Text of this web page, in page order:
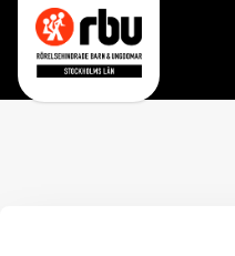
Gå till RBUs startsida